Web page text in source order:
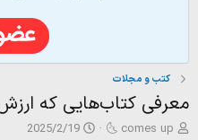
کتب و مجلات
معرفی کتاب‌‌هایی که
ش
🌜 comes up
ت2025/2/19